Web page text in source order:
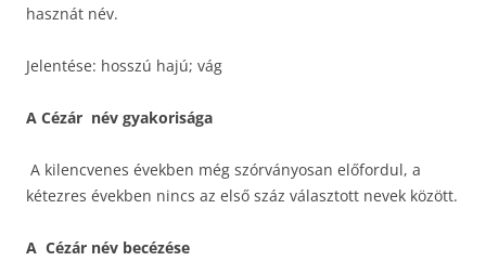
hasznát név.
Jelentése: hosszú hajú; vág
A Cézár név gyakorisága
A kilencvenes években még szórványosan előfordul, a
kétezres években nincs az első száz választott nevek között.
A Cézár név becézése